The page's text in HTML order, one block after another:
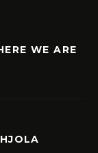
WE ARE